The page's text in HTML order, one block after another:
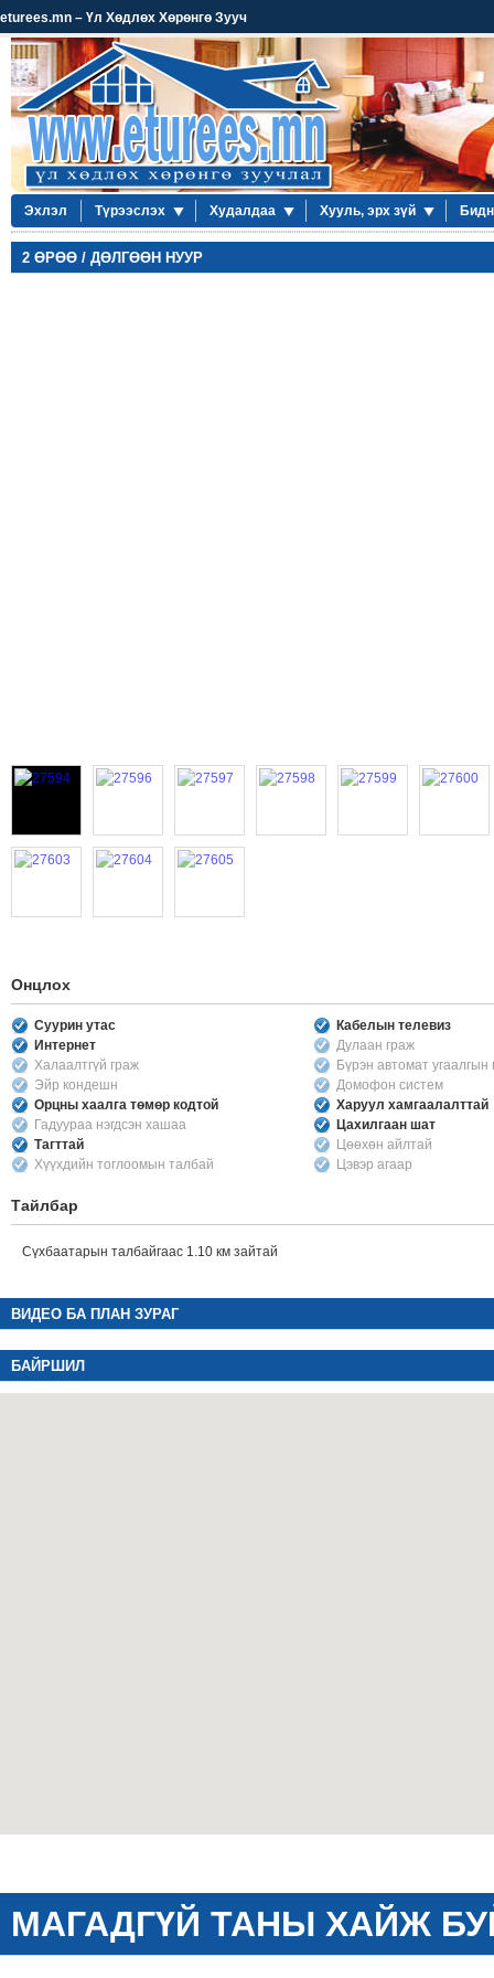
eturees.mn – Үл Хөдлөх Хөрөнгө Зууч
Эхлэл Түрээслэх Худалдаа Хууль, эрх зүй
2 ӨРӨӨ / ДӨЛГӨӨН НУУР
Онцлох
Суурин утас
Кабелын телевиз
Интернет
Дулаан граж
Халаалтгүй граж
Бүрэн автомат
Эйр кондешн
Домофон систем
Орцны хаалга төмөр кодтой
Харуул хамгаалалттай
Гадуураа нэгдсэн хашаа
Цахилгаан шат
Тагттай
Цөөхөн айлтай
Хүүхдийн тоглоомын талбай
Цэвэр агаар
Тайлбар
Сүхбаатарын талбайгаас 1.10 км зайтай
ВИДЕО БА ПЛАН ЗУРАГ
БАЙРШИЛ
МАГАДГҮЙ ТАНЫ ХАЙЖ